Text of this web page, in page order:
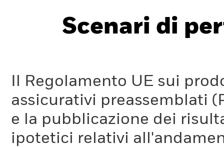
Scenari di
Il Regolamento UE sui
assicurativi preassemblati
e la pubblicazione dei
ipotetici relativi